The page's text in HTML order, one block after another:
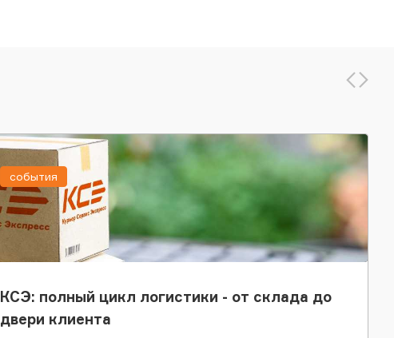
КСЭ: полный цикл логистики - от склада до
двери клиента
события